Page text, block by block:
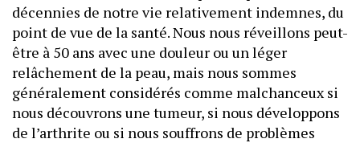
décennies de notre vie relativement indemnes, du
point de vue de la santé. Nous nous réveillons peut-
être à 50 ans avec une douleur ou un léger
relâchement de la peau, mais nous sommes
généralement considérés comme malchanceux si
nous découvrons une tumeur, si nous développons
de l’arthrite ou si nous souffrons de problèmes